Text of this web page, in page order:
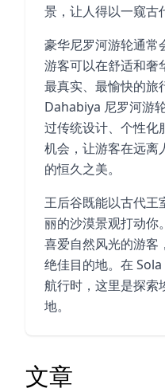
景，让人得以一窥古
豪华尼罗河游轮通常
游客可以在舒适和奢
最真实、最愉快的旅
Dahabiya 尼罗河游
过传统设计、个性化
机会，让游客在远离
的恒久之美。
王后谷既能以古代王
丽的沙漠景观打动你
喜爱自然风光的游客
绝佳目的地。在
航行时，这里是探索
地。
文章